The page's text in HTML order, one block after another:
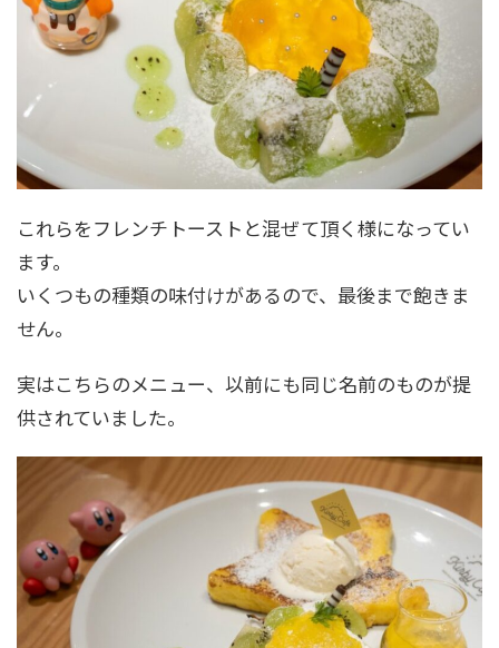
これらをフレンチトーストと混ぜて頂く様になってい
ます。
いくつもの種類の味付けがあるので、最後まで飽きま
せん。
実はこちらのメニュー、以前にも同じ名前のものが提
供されていました。